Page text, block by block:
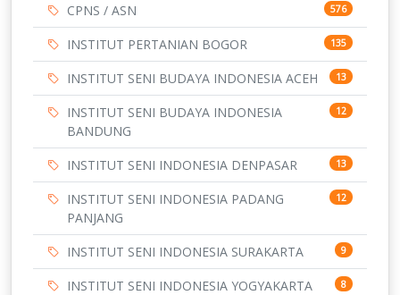
CPNS / ASN 576
INSTITUT PERTANIAN BOGOR 135
INSTITUT SENI BUDAYA INDONESIA ACEH 13
INSTITUT SENI BUDAYA INDONESIA
BANDUNG
12
INSTITUT SENI INDONESIA DENPASAR 13
INSTITUT SENI INDONESIA PADANG
PANJANG
12
INSTITUT SENI INDONESIA SURAKARTA 9
INSTITUT SENI INDONESIA YOGYAKARTA 8